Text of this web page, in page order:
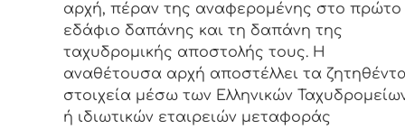
αρχή, πέραν της αναφερομένης στο πρώτο
εδάφιο δαπάνης και τη δαπάνη της
ταχυδρομικής αποστολής τους. Η
αναθέτουσα αρχή αποστέλλει τα
στοιχεία μέσω των Ελληνικών
ή ιδιωτικών εταιρειών μεταφοράς